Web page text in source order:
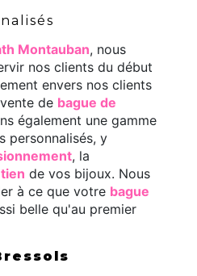
Montauban, nous
nos clients du début
envers nos clients
de bague de
également une gamme
personnalisés, y
, la
de vos bijoux. Nous
à ce que votre bague
belle qu'au premier